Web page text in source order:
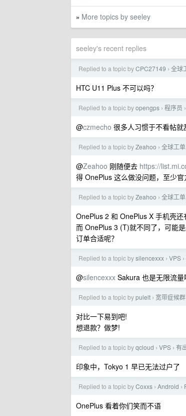
» More topics by seeley
seeley's recent replies
Replied to a topic byCPC27149 › 全球
HTC U11 Plus 不可以吗？
Replied to a topic byopengps › 程序员 ›
@czmecho 很多人习惯于不看帖就
Replied to a topic byZeahoo › 全球工
@Zeahoo 刚随便去 https://
得 OnePlus 这么做没问题，至少官
Replied to a topic byZeahoo › 全球工
OnePlus 2 和 OnePlus X 手机壳还
而 OnePlus 3 (T)就不同了，可能
订单合适呢？
Replied to a topic bysilencexxx › VPS ›
@silencexxx Sakura 也是无限流
Replied to a topic bypulelt › 宽带症候群
对比一下易到吧!
想退款？做梦!
Replied to a topic byqcloud › VPS › 有
印象中，Tokyo 1 早已无法过户了
Replied to a topic byCoxxs › Android ›
OnePlus 看着你们笑而不语